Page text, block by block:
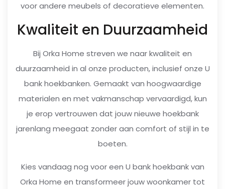
voor andere meubels of decoratieve elementen.
Kwaliteit en Duurzaamheid
Bij Orka Home streven we naar kwaliteit en
duurzaamheid in al onze producten, inclusief onze U
bank hoekbanken. Gemaakt van hoogwaardige
materialen en met vakmanschap vervaardigd, kun
je erop vertrouwen dat jouw nieuwe hoekbank
jarenlang meegaat zonder aan comfort of stijl in te
boeten.
Kies vandaag nog voor een U bank hoekbank van
Orka Home en transformeer jouw woonkamer tot